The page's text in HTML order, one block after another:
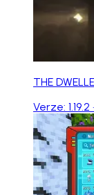
THE
Verze: 1.19.2